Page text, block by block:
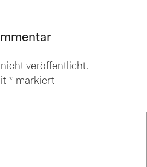
veröffentlicht.
* markiert